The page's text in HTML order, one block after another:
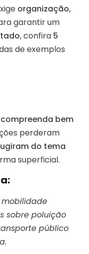
organização,
garantir um
, confira 5
de exemplos
compreenda bem
perderam
do tema
superficial.
mobilidade
sobre poluição
público